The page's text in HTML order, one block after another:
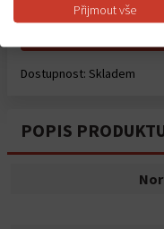
Dostupnost: Skladem
POPIS
Přijmout vše